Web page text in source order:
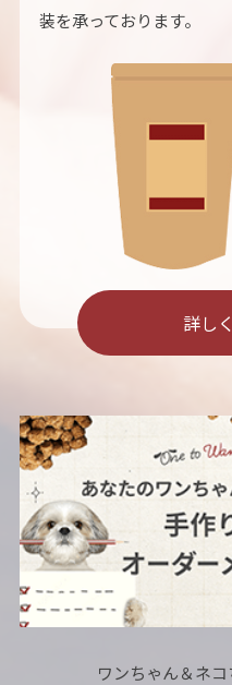
装を承っております。
詳し
ワンちゃん＆ネコ